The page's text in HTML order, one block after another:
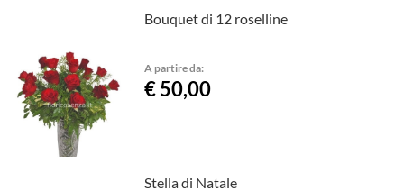
Bouquet di 12 roselline
A partire da:
€ 50,00
Stella di Natale